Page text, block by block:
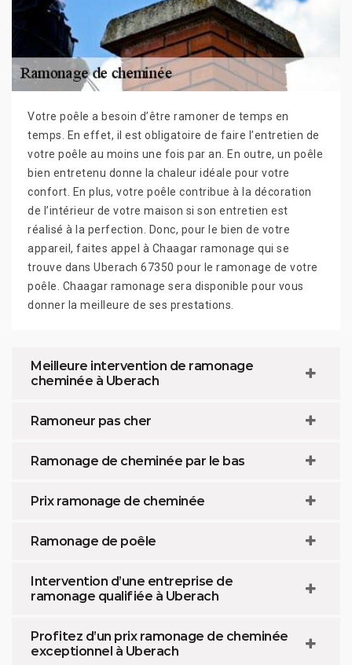
Votre poêle a besoin d’être ramoner de temps en
temps. En effet, il est obligatoire de faire l’entretien de
votre poêle au moins une fois par an. En outre, un poêle
bien entretenu donne la chaleur idéale pour votre
confort. En plus, votre poêle contribue à la décoration
de l’intérieur de votre maison si son entretien est
réalisé à la perfection. Donc, pour le bien de votre
appareil, faites appel à Chaagar ramonage qui se
trouve dans Uberach 67350 pour le ramonage de votre
poêle. Chaagar ramonage sera disponible pour vous
donner la meilleure de ses prestations.
Meilleure intervention de ramonage
cheminée à Uberach
Ramoneur pas cher
Ramonage de cheminée par le bas
Prix ramonage de cheminée
Ramonage de poêle
Intervention d’une entreprise de
ramonage qualifiée à Uberach
Profitez d’un prix ramonage de cheminée
exceptionnel à Uberach